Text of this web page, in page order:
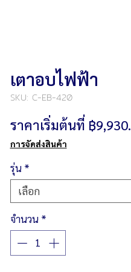
เตาอบไฟฟ้า
SKU: C-EB-420
ราคาเริ่มต้นที่ ฿
การจัดส่งสินค้า
รุ่น *
เลือก
จำนวน *